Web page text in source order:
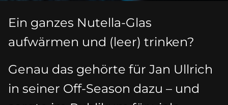
Ein ganzes Nutella-Glas
aufwärmen und (leer) trinken?
Genau das gehörte für Jan Ullrich
in seiner Off-Season dazu – und